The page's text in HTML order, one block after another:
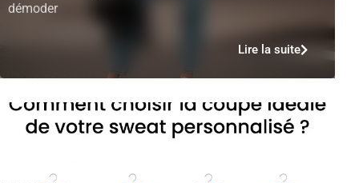
démoder
Lire la suite